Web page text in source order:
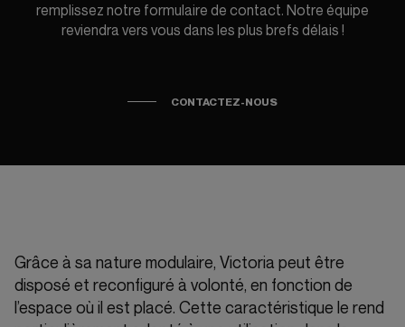
remplissez notre formulaire de contact. Notre équipe
reviendra vers vous dans les plus brefs délais !
CONTACTEZ-NOUS
Grâce à sa nature modulaire, Victoria peut être
disposé et reconfiguré à volonté, en fonction de
l’espace où il est placé. Cette caractéristique le rend